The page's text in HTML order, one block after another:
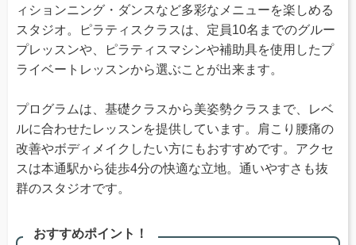
ィションニング・ダンスなど多彩なメニューを楽しめる
スタジオ。ピラティスクラスは、定員10名までのグルー
プレッスンや、ピラティスマシンや補助具を使用したプ
ライベートレッスンから選ぶことが出来ます。
プログラムは、基礎クラスから美姿勢クラスまで、レベ
ルに合わせたレッスンを提供しています。肩こり腰痛の
改善やボディメイクしたい方にもおすすめです。アクセ
スは本通駅から徒歩4分の快適な立地。通いやすさも抜
群のスタジオです。
おすすめポイント！